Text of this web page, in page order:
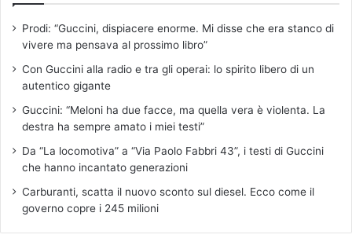
Prodi: “Guccini, dispiacere enorme. Mi disse che era stanco di
vivere ma pensava al prossimo libro”
Con Guccini alla radio e tra gli operai: lo spirito libero di un
autentico gigante
Guccini: “Meloni ha due facce, ma quella vera è violenta. La
destra ha sempre amato i miei testi”
Da “La locomotiva” a “Via Paolo Fabbri 43”, i testi di Guccini
che hanno incantato generazioni
Carburanti, scatta il nuovo sconto sul diesel. Ecco come il
governo copre i 245 milioni